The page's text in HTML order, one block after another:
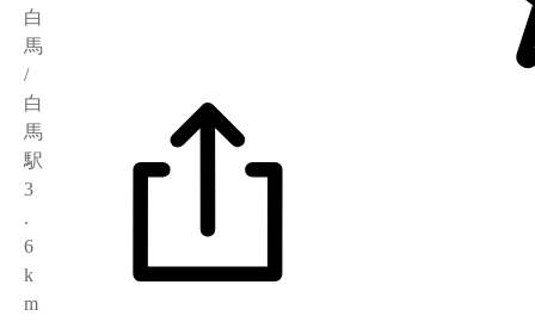
白
馬
/
白
馬
駅
3
.
6
k
m